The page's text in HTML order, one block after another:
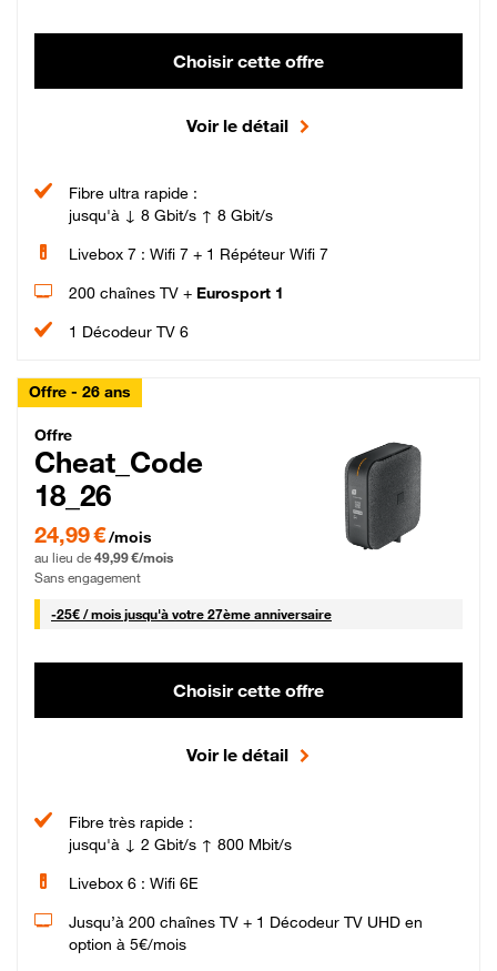
Choisir cette offre
Voir le détail
Fibre ultra rapide :
jusqu'à ↓ 8 Gbit/s ↑ 8 Gbit/s
Livebox 7 : Wifi 7 + 1 Répéteur Wifi 7
200 chaînes TV + Eurosport 1
1 Décodeur TV 6
Offre - 26 ans
Cheat_Code Fibre_18_26
Offre
Cheat_Code
18_26
24,99 € par mois pendant 0 mois puis 49,99 € par mois, Sans engagement
24,99 €/mois
au lieu de 49,99 €/mois
Sans engagement
-25€ / mois25 € par mois
jusqu'à votre 27ème anniversaire
Choisir cette offre
Voir le détail
Fibre très rapide :
jusqu'à ↓ 2 Gbit/s ↑ 800 Mbit/s
Livebox 6 : Wifi 6E
Jusqu’à 200 chaînes TV + 1 Décodeur TV UHD en
option à 5€/mois